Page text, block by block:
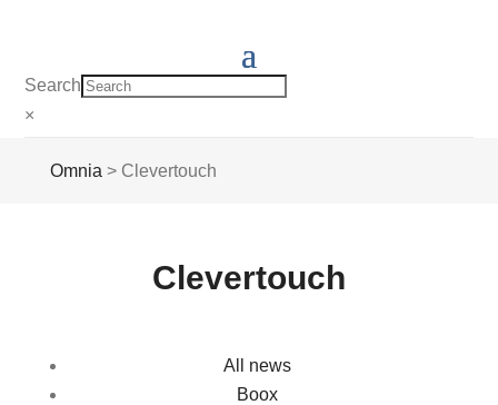
Search
×
Omnia > Clevertouch
Clevertouch
All news
Boox